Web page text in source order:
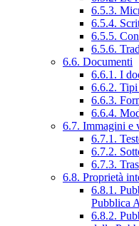
6.5.3.
6.5.4.
6.5.5.
6.5.6.
6.6. Documenti
6.6.1. I
6.6.2.
6.6.3.
6.6.4.
6.7. Immagini e
6.7.1.
6.7.2.
6.7.3.
6.8. Proprietà
6.8.1.
Pubblica
6.8.2.